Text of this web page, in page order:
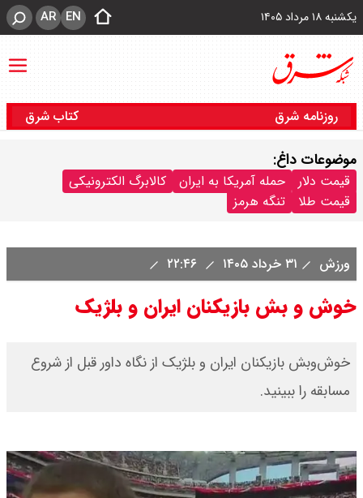
یکشنبه ۱۸ مرداد ۱۴۰۵ EN
AR
روزنامه شرق کتاب شرق
موضوعات داغ:
قیمت دلار حمله آمریکا به ایران
کالابرگ الکترونیکی
قیمت طلا
تنگه هرمز
ورزش ۳۱ خرداد ۱۴۰۵
خوش و بش بازیکنان ایران و بلژیک
خوش‌وبش بازیکنان ایران و بلژیک از نگاه داور قبل از شروع
مسابقه را ببینید.